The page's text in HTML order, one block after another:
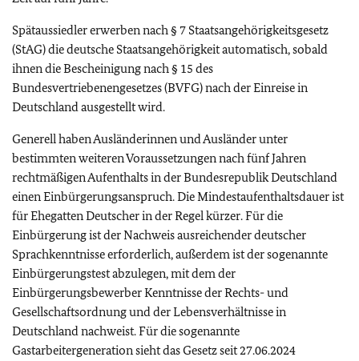
Spätaussiedler erwerben nach § 7 Staatsangehörigkeitsgesetz
(StAG) die deutsche Staatsangehörigkeit automatisch, sobald
ihnen die Bescheinigung nach § 15 des
Bundesvertriebenengesetzes (BVFG) nach der Einreise in
Deutschland ausgestellt wird.
Generell haben Ausländerinnen und Ausländer unter
bestimmten weiteren Voraussetzungen nach fünf Jahren
rechtmäßigen Aufenthalts in der Bundesrepublik Deutschland
einen Einbürgerungsanspruch. Die Mindestaufenthaltsdauer ist
für Ehegatten Deutscher in der Regel kürzer. Für die
Einbürgerung ist der Nachweis ausreichender deutscher
Sprachkenntnisse erforderlich, außerdem ist der sogenannte
Einbürgerungstest abzulegen, mit dem der
Einbürgerungsbewerber Kenntnisse der Rechts- und
Gesellschaftsordnung und der Lebensverhältnisse in
Deutschland nachweist. Für die sogenannte
Gastarbeitergeneration sieht das Gesetz seit 27.06.2024